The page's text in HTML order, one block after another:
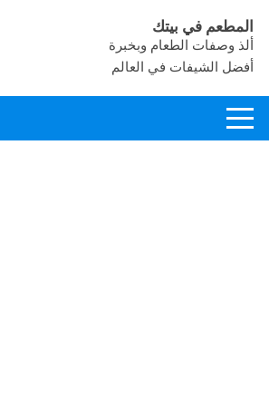
إلى
المحتوى
المطعم في بيتك
ألذ وصفات الطعام وبخبرة
أفضل الشيفات في العالم